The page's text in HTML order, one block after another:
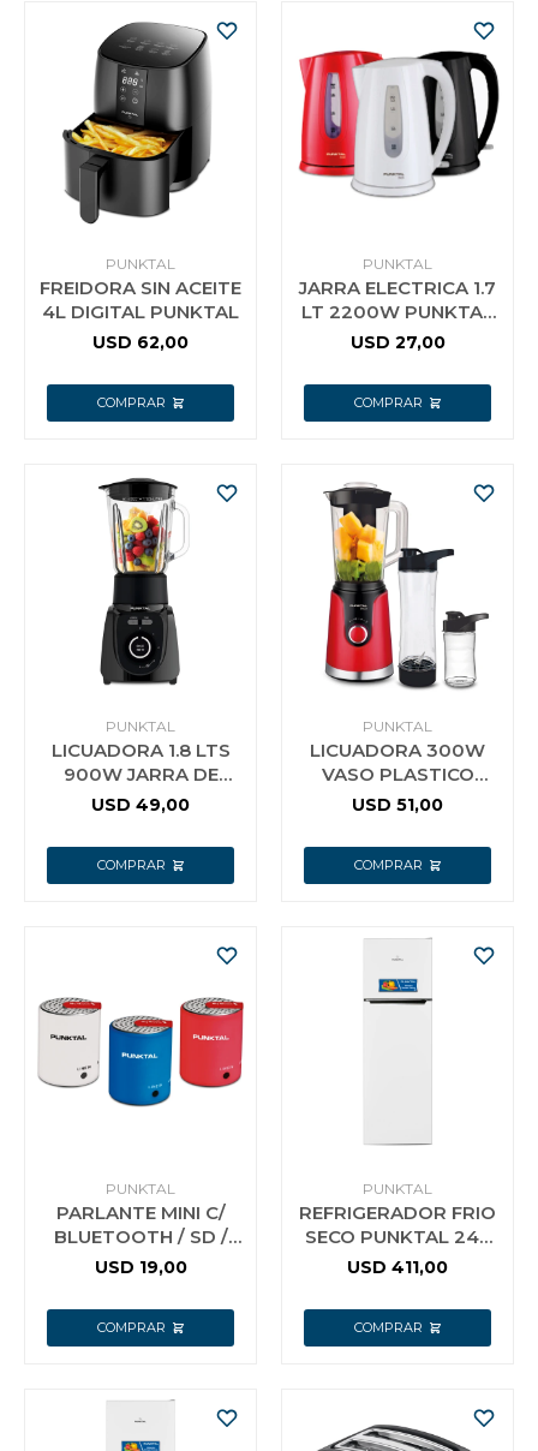
PUNKTAL
FREIDORA SIN ACEITE
4L DIGITAL PUNKTAL
USD 62,00
PUNKTAL
JARRA ELECTRICA 1.7
LT 2200W PUNKTAL
3325 F
USD 27,00
PUNKTAL
LICUADORA 1.8 LTS
900W JARRA DE
VIDRIO 4 VELOC.
USD 49,00
PUNKTAL
LICUADORA 300W
VASO PLASTICO
PUNKTAL 185LIC F
USD 51,00
PUNKTAL
PARLANTE MINI C/
BLUETOOTH / SD /
USB 3W BT92
USD 19,00
PUNKTAL
REFRIGERADOR FRIO
SECO PUNKTAL 248
LTS BLANCO
USD 411,00